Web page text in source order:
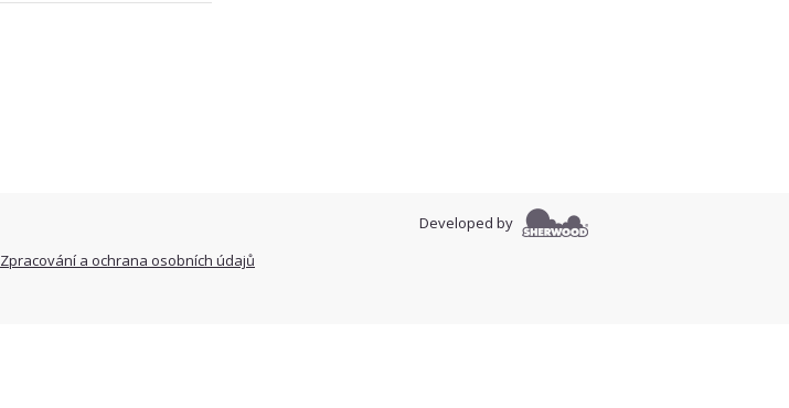
Zpracování a ochrana osobních údajů
Developed by